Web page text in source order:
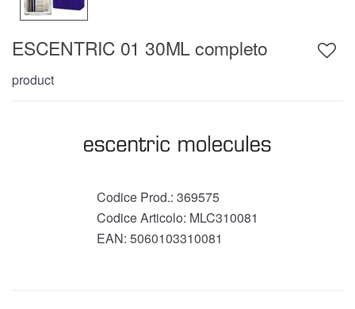
ESCENTRIC 01 30ML completo
product
Codice Prod.: 369575
Codice Articolo: MLC310081
EAN: 5060103310081